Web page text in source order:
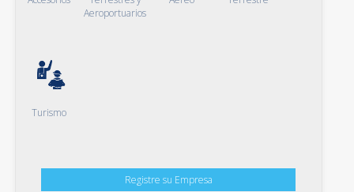
Aeroportuarios
Turismo
Registre su Empresa